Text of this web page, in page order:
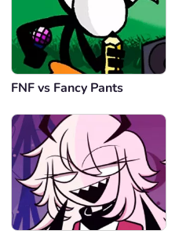
FNF vs Fancy Pants